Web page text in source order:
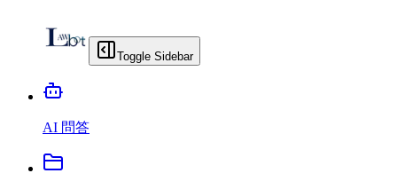
Toggle Sidebar
AI 問答